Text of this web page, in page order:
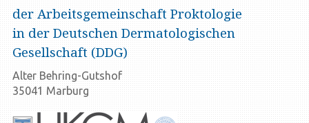
der Arbeitsgemeinschaft Proktologie
in der Deutschen Dermatologischen
Gesellschaft (DDG)
Alter Behring-Gutshof
35041 Marburg